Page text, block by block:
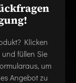
Klicken
füllen Sie
um
Angebot zu